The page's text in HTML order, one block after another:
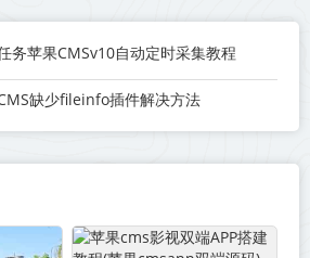
务苹果CMSv10自动定时采集教程
缺少fileinfo插件解决方法